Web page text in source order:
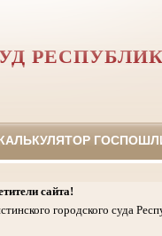
сайта!
городского суда